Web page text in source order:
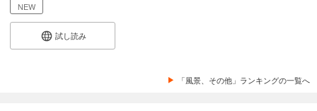
NEW
試し読み
「風景、その他」ランキングの一覧へ